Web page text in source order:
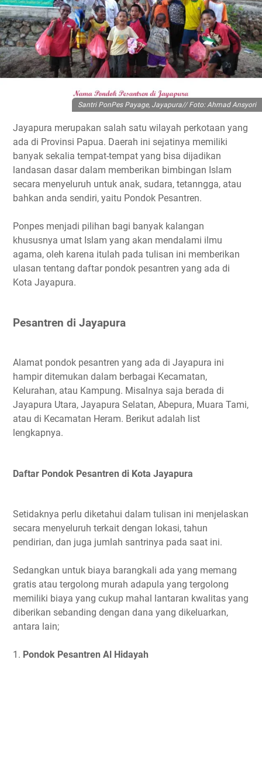
Santri PonPes Payage, Jayapura// Foto: Ahmad Ansyori
Jayapura merupakan salah satu wilayah perkotaan yang
ada di Provinsi Papua. Daerah ini sejatinya memiliki
banyak sekalia tempat-tempat yang bisa dijadikan
landasan dasar dalam memberikan bimbingan Islam
secara menyeluruh untuk anak, sudara, tetanngga, atau
bahkan anda sendiri, yaitu Pondok Pesantren.
Ponpes menjadi pilihan bagi banyak kalangan
khususnya umat Islam yang akan mendalami ilmu
agama, oleh karena itulah pada tulisan ini memberikan
ulasan tentang daftar pondok pesantren yang ada di
Kota Jayapura.
Pesantren di Jayapura
Alamat pondok pesantren yang ada di Jayapura ini
hampir ditemukan dalam berbagai Kecamatan,
Kelurahan, atau Kampung. Misalnya saja berada di
Jayapura Utara, Jayapura Selatan, Abepura, Muara Tami,
atau di Kecamatan Heram. Berikut adalah list
lengkapnya.
Daftar Pondok Pesantren di Kota Jayapura
Setidaknya perlu diketahui dalam tulisan ini menjelaskan
secara menyeluruh terkait dengan lokasi, tahun
pendirian, dan juga jumlah santrinya pada saat ini.
Sedangkan untuk biaya barangkali ada yang memang
gratis atau tergolong murah adapula yang tergolong
memiliki biaya yang cukup mahal lantaran kwalitas yang
diberikan sebanding dengan dana yang dikeluarkan,
antara lain;
1. Pondok Pesantren Al Hidayah